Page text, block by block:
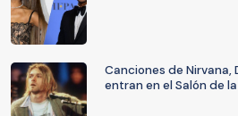
Canciones de Nirvana,
entran en el Salón de